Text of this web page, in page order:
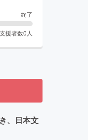
終了
支援者数0 人
、日本文